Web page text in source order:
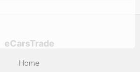
eCarsTrade
Home